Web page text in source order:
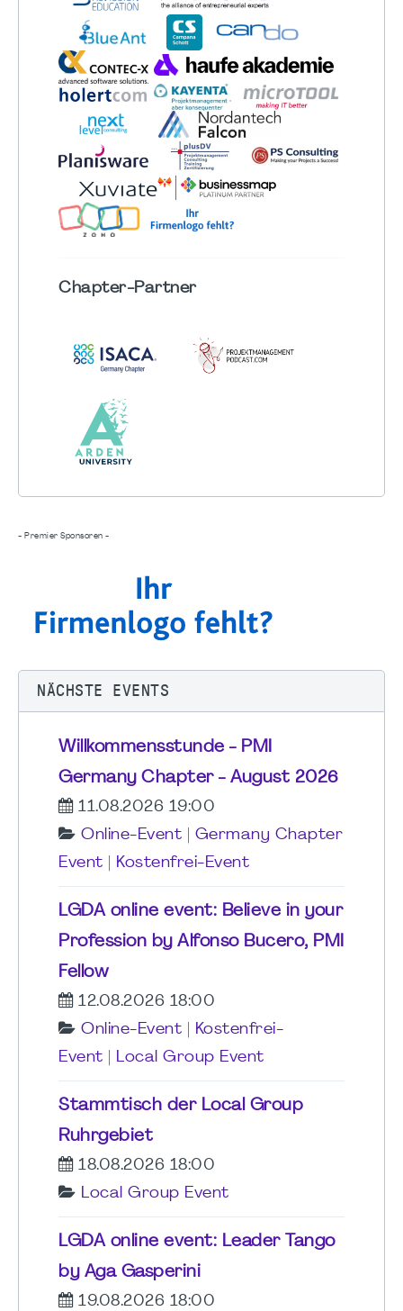
Chapter-Partner
- Premier Sponsoren -
NÄCHSTE EVENTS
Willkommensstunde - PMI
Germany Chapter - August 2026
11.08.2026 19:00
Online-Event
Germany Chapter
Event
Kostenfrei-Event
LGDA online event: Believe in your
Profession by Alfonso Bucero, PMI
Fellow
12.08.2026 18:00
Online-Event
Kostenfrei-
Event
Local Group Event
Stammtisch der Local Group
Ruhrgebiet
18.08.2026 18:00
Local Group Event
LGDA online event: Leader Tango
by Aga Gasperini
19.08.2026 18:00